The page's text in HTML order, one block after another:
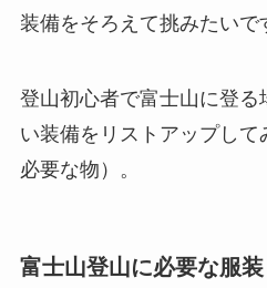
装備をそろえて挑みたいで
登山初心者で富士山に登る
い装備をリストアップして
必要な物）。
富士山登山に必要な服装